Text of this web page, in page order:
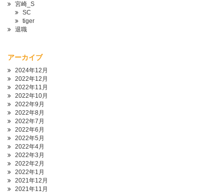
宮崎_S
SC
tiger
退職
アーカイブ
2024年12月
2022年12月
2022年11月
2022年10月
2022年9月
2022年8月
2022年7月
2022年6月
2022年5月
2022年4月
2022年3月
2022年2月
2022年1月
2021年12月
2021年11月